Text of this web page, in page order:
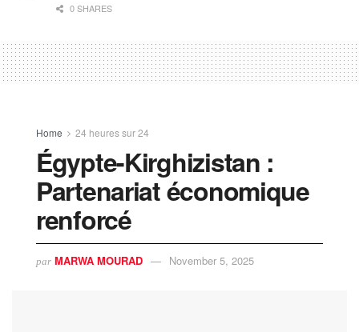
0 SHARES
Home 24 heures sur 24
Égypte-Kirghizistan :
Partenariat économique
renforcé
par MARWA MOURAD November 5, 2025